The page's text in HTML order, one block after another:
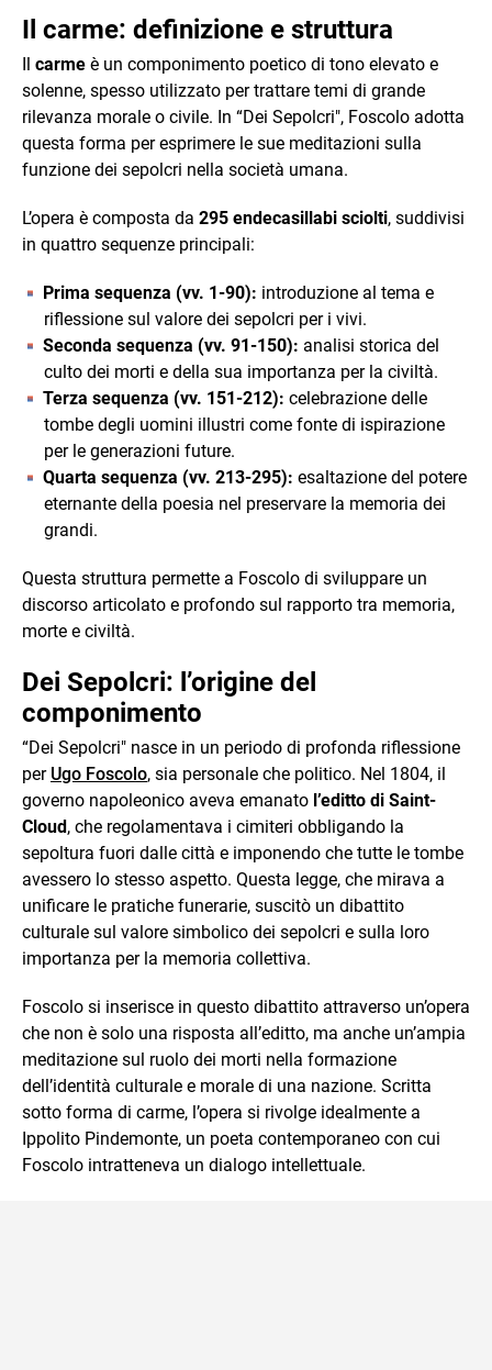
Il carme: definizione e struttura
Il carme è un componimento poetico di tono elevato e
solenne, spesso utilizzato per trattare temi di grande
rilevanza morale o civile. In “Dei Sepolcri", Foscolo adotta
questa forma per esprimere le sue meditazioni sulla
funzione dei sepolcri nella società umana.
L’opera è composta da 295 endecasillabi sciolti, suddivisi
in quattro sequenze principali:
Prima sequenza (vv. 1-90): introduzione al tema e
riflessione sul valore dei sepolcri per i vivi.
Seconda sequenza (vv. 91-150): analisi storica del
culto dei morti e della sua importanza per la civiltà.
Terza sequenza (vv. 151-212): celebrazione delle
tombe degli uomini illustri come fonte di ispirazione
per le generazioni future.
Quarta sequenza (vv. 213-295): esaltazione del potere
eternante della poesia nel preservare la memoria dei
grandi.
Questa struttura permette a Foscolo di sviluppare un
discorso articolato e profondo sul rapporto tra memoria,
morte e civiltà.
Dei Sepolcri: l’origine del
componimento
“Dei Sepolcri" nasce in un periodo di profonda riflessione
per Ugo Foscolo, sia personale che politico. Nel 1804, il
governo napoleonico aveva emanato l’editto di Saint-
Cloud, che regolamentava i cimiteri obbligando la
sepoltura fuori dalle città e imponendo che tutte le tombe
avessero lo stesso aspetto. Questa legge, che mirava a
unificare le pratiche funerarie, suscitò un dibattito
culturale sul valore simbolico dei sepolcri e sulla loro
importanza per la memoria collettiva.
Foscolo si inserisce in questo dibattito attraverso un’opera
che non è solo una risposta all’editto, ma anche un’ampia
meditazione sul ruolo dei morti nella formazione
dell’identità culturale e morale di una nazione. Scritta
sotto forma di carme, l’opera si rivolge idealmente a
Ippolito Pindemonte, un poeta contemporaneo con cui
Foscolo intratteneva un dialogo intellettuale.